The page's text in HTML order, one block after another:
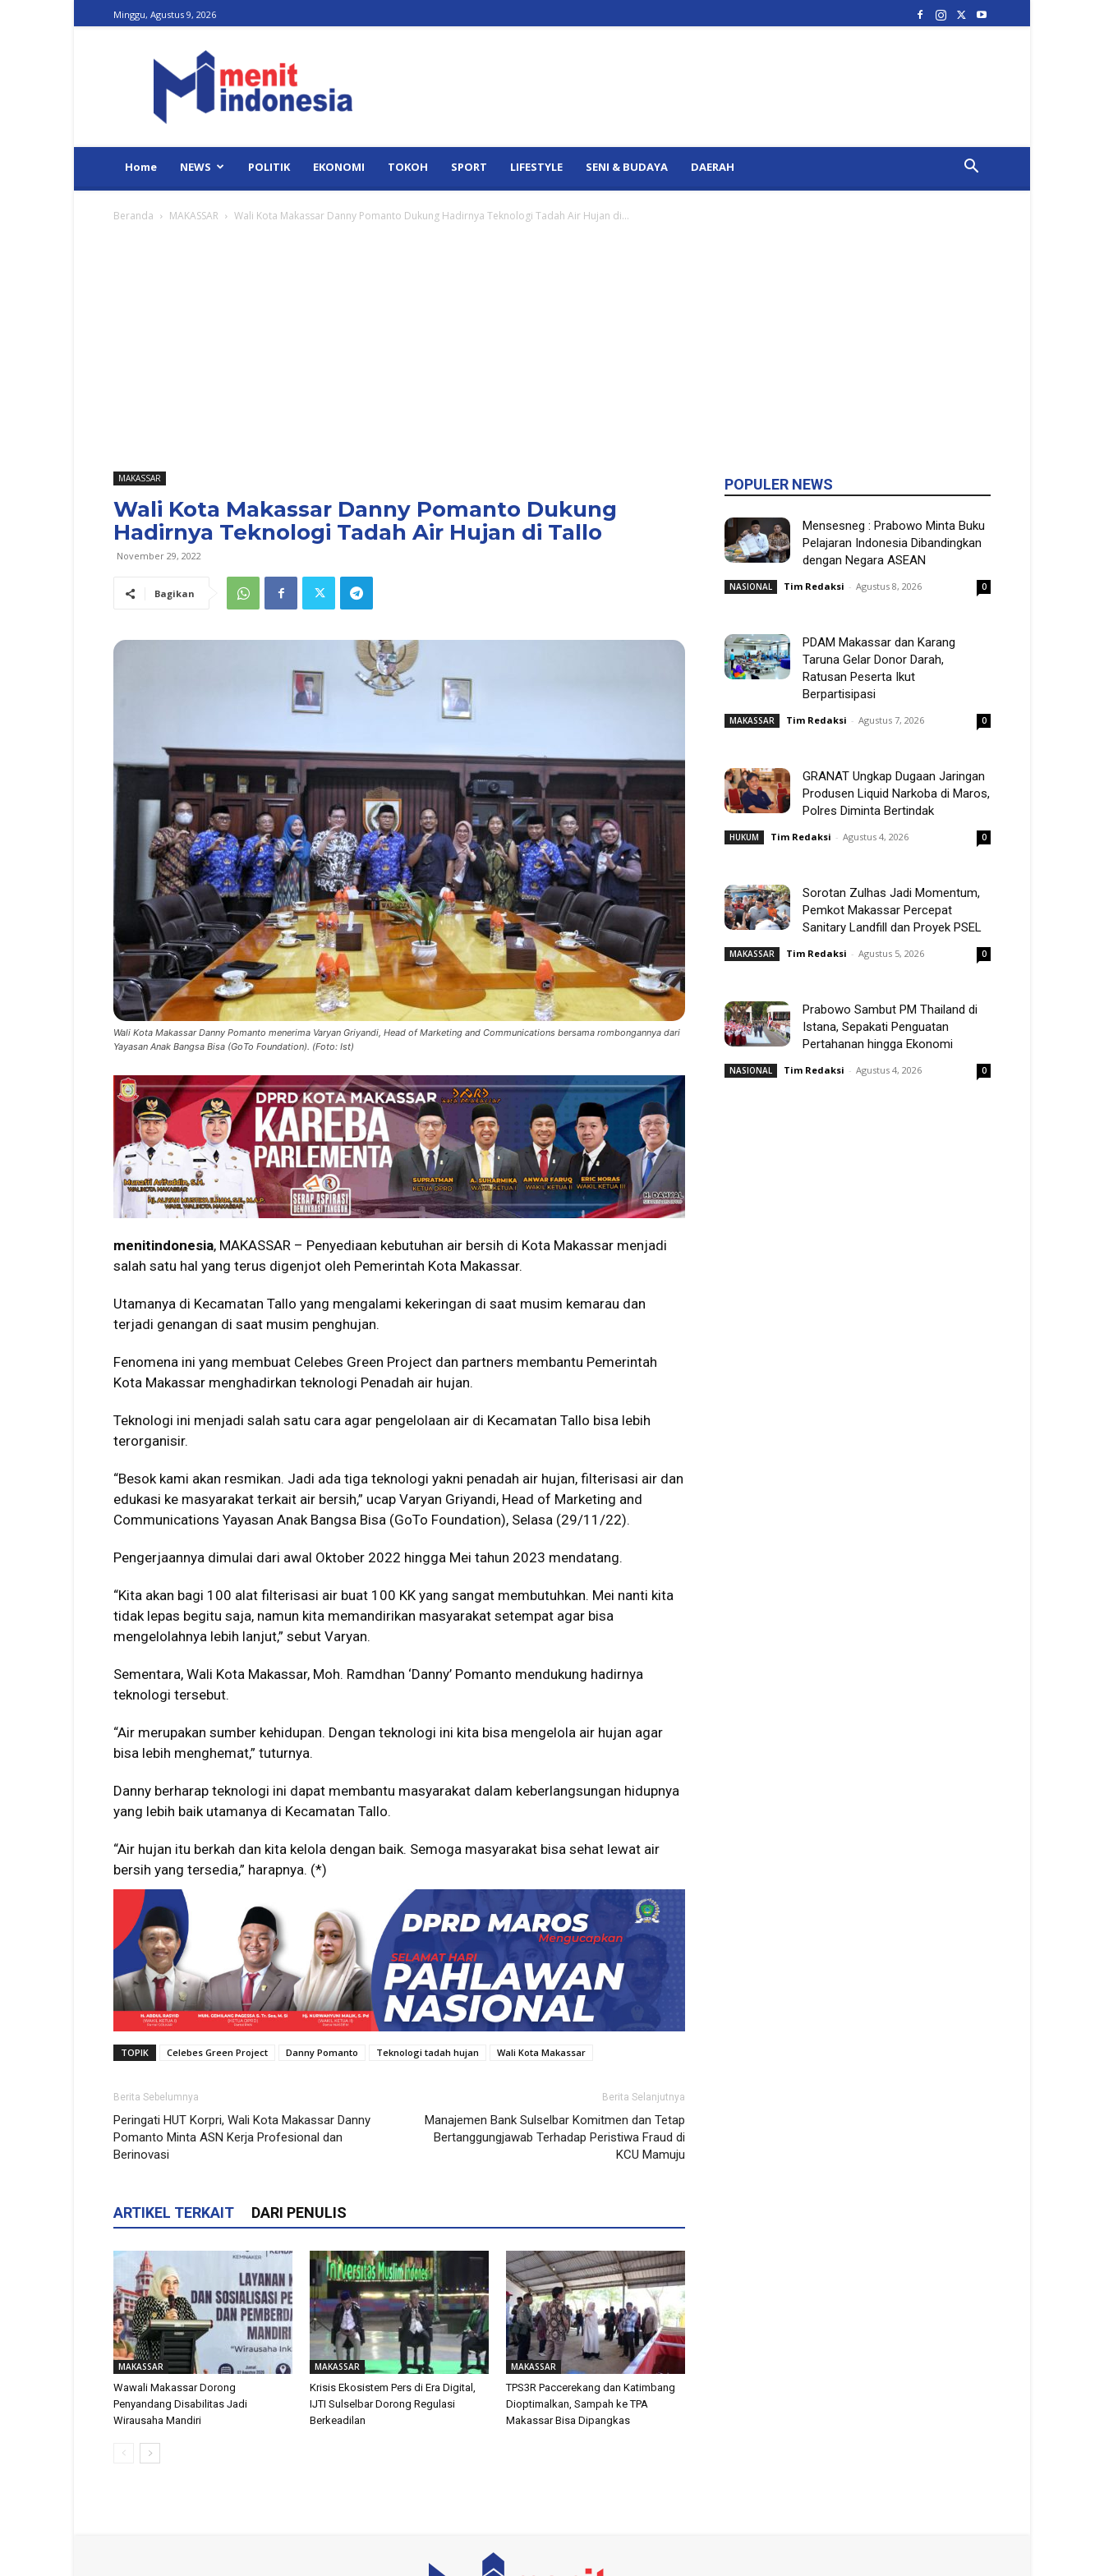
Minggu, Agustus 9, 2026
Indonesia
Home NEWS POLITIK EKONOMI TOKOH SPORT LIFESTYLE SENI & BUDAYA DAERAH
Beranda MAKASSAR Wali Kota Makassar Danny Pomanto Dukung Hadirnya Teknologi Tadah Air Hujan di...
MAKASSAR
Wali Kota Makassar Danny Pomanto Dukung
Hadirnya Teknologi Tadah Air Hujan di Tallo
November 29, 2022
Bagikan
Wali Kota Makassar Danny Pomanto menerima Varyan Griyandi, Head of Marketing and Communications bersama rombongannya dari
Yayasan Anak Bangsa Bisa (GoTo Foundation). (Foto: Ist)
menitindonesia, MAKASSAR – Penyediaan kebutuhan air bersih di Kota Makassar menjadi
salah satu hal yang terus digenjot oleh Pemerintah Kota Makassar.
Utamanya di Kecamatan Tallo yang mengalami kekeringan di saat musim kemarau dan
terjadi genangan di saat musim penghujan.
Fenomena ini yang membuat Celebes Green Project dan partners membantu Pemerintah
Kota Makassar menghadirkan teknologi Penadah air hujan.
Teknologi ini menjadi salah satu cara agar pengelolaan air di Kecamatan Tallo bisa lebih
terorganisir.
“Besok kami akan resmikan. Jadi ada tiga teknologi yakni penadah air hujan, filterisasi air dan
edukasi ke masyarakat terkait air bersih,” ucap Varyan Griyandi, Head of Marketing and
Communications Yayasan Anak Bangsa Bisa (GoTo Foundation), Selasa (29/11/22).
Pengerjaannya dimulai dari awal Oktober 2022 hingga Mei tahun 2023 mendatang.
“Kita akan bagi 100 alat filterisasi air buat 100 KK yang sangat membutuhkan. Mei nanti kita
tidak lepas begitu saja, namun kita memandirikan masyarakat setempat agar bisa
mengelolahnya lebih lanjut,” sebut Varyan.
Sementara, Wali Kota Makassar, Moh. Ramdhan ‘Danny’ Pomanto mendukung hadirnya
teknologi tersebut.
“Air merupakan sumber kehidupan. Dengan teknologi ini kita bisa mengelola air hujan agar
bisa lebih menghemat,” tuturnya.
Danny berharap teknologi ini dapat membantu masyarakat dalam keberlangsungan hidupnya
yang lebih baik utamanya di Kecamatan Tallo.
“Air hujan itu berkah dan kita kelola dengan baik. Semoga masyarakat bisa sehat lewat air
bersih yang tersedia,” harapnya. (*)
TOPIK Celebes Green Project Danny Pomanto Teknologi tadah hujan Wali Kota Makassar
Berita Sebelumnya
Peringati HUT Korpri, Wali Kota Makassar Danny
Pomanto Minta ASN Kerja Profesional dan
Berinovasi
Berita Selanjutnya
Manajemen Bank Sulselbar Komitmen dan Tetap
Bertanggungjawab Terhadap Peristiwa Fraud di
KCU Mamuju
ARTIKEL TERKAIT DARI PENULIS
MAKASSAR
Wawali Makassar Dorong
Penyandang Disabilitas Jadi
Wirausaha Mandiri
MAKASSAR
Krisis Ekosistem Pers di Era Digital,
IJTI Sulselbar Dorong Regulasi
Berkeadilan
MAKASSAR
TPS3R Paccerekang dan Katimbang
Dioptimalkan, Sampah ke TPA
Makassar Bisa Dipangkas
POPULER NEWS
Mensesneg : Prabowo Minta Buku
Pelajaran Indonesia Dibandingkan
dengan Negara ASEAN
NASIONAL Tim Redaksi - Agustus 8, 2026 0
PDAM Makassar dan Karang
Taruna Gelar Donor Darah,
Ratusan Peserta Ikut
Berpartisipasi
MAKASSAR Tim Redaksi - Agustus 7, 2026 0
GRANAT Ungkap Dugaan Jaringan
Produsen Liquid Narkoba di Maros,
Polres Diminta Bertindak
HUKUM Tim Redaksi - Agustus 4, 2026 0
Sorotan Zulhas Jadi Momentum,
Pemkot Makassar Percepat
Sanitary Landfill dan Proyek PSEL
MAKASSAR Tim Redaksi - Agustus 5, 2026 0
Prabowo Sambut PM Thailand di
Istana, Sepakati Penguatan
Pertahanan hingga Ekonomi
NASIONAL Tim Redaksi - Agustus 4, 2026 0